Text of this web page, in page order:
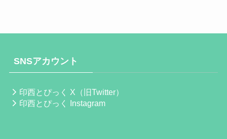
SNSアカウント
印西とぴっく X（旧Twitter）
印西とぴっく Instagram